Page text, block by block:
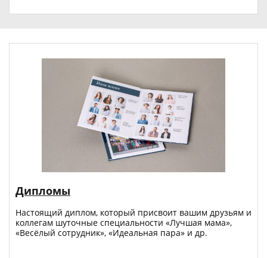
Дипломы
Настоящий диплом, который присвоит вашим друзьям и
коллегам шуточные специальности «Лучшая мама»,
«Весёлый сотрудник», «Идеальная пара» и др.